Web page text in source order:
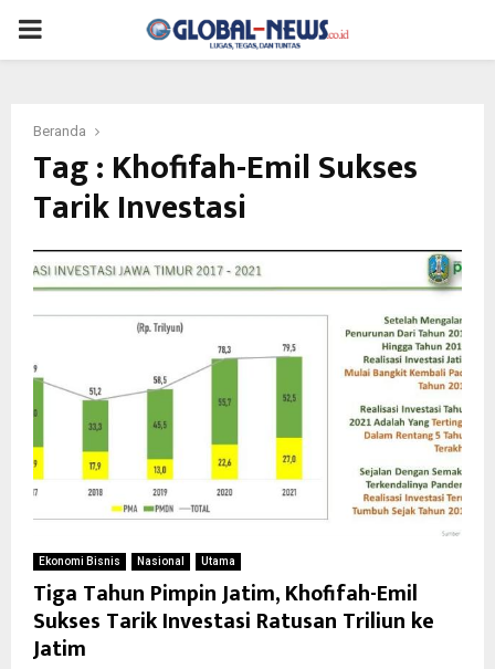
PRIMARY
Beranda
Tag : Khofifah-Emil Sukses
Tarik Investasi
Ekonomi Bisnis Nasional Utama
Tiga Tahun Pimpin Jatim, Khofifah-Emil
Sukses Tarik Investasi Ratusan Triliun ke
Jatim